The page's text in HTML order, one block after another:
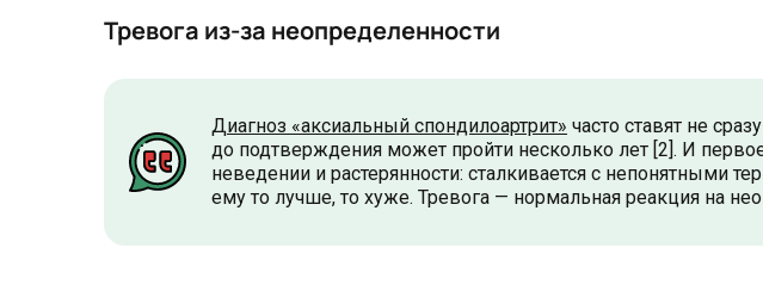
Тревога из-за неопределенности
Диагноз «аксиальный спондилоартрит» часто ставят не
до подтверждения может пройти несколько лет [2]. И
неведении и растерянности: сталкивается с непонятными
ему то лучше, то хуже. Тревога — нормальная реакция на